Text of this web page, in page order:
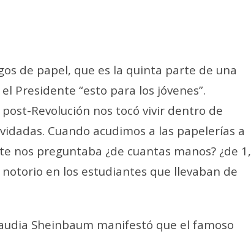
de papel, que es la quinta parte de una
Presidente “esto para los jóvenes”.
Revolución nos tocó vivir dentro de
Cuando acudimos a las papelerías a
nos preguntaba ¿de cuantas manos? ¿de 1,
en los estudiantes que llevaban de
Sheinbaum manifestó que el famoso